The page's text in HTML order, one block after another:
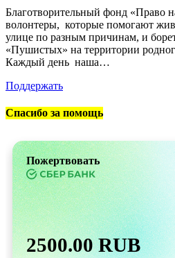
Благотворительный фонд «Право
волонтеры, которые помогают
улице по разным причинам, и
«Пушистых» на территории
Каждый день наша…
Поддержать
Спасибо за помощь
Пожертвовать
2500.00 RUB